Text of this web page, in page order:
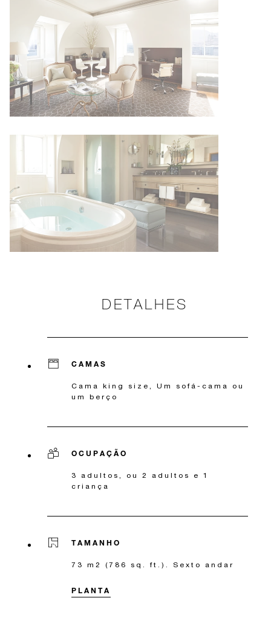
DETALHES
CAMAS
Cama king size, Um sofá-cama ou
um berço
OCUPAÇÃO
3 adultos, ou 2 adultos e 1
criança
TAMANHO
73 m2 (786 sq. ft.). Sexto andar
PLANTA